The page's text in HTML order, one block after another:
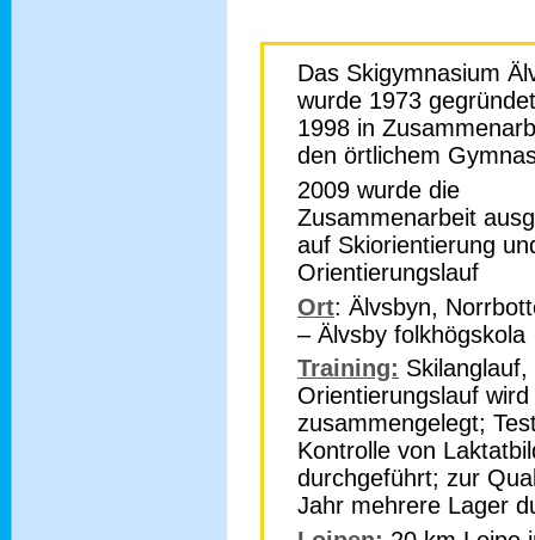
Das Skigymnasium
wurde 1973
1998 in
den örtlichem
2009 wurde die
Zusammenarbeit
auf Skiorientierung
Orientierungslauf
Ort: Älvsbyn,
– Älvsby folkhögskola
Training:
Orientierungslauf
zusammengelegt;
Kontrolle von
durchgeführt; zur
Jahr mehrere Lager